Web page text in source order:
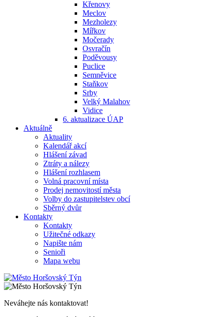
Křenovy
Meclov
Mezholezy
Mířkov
Močerady
Osvračín
Poděvousy
Puclice
Semněvice
Staňkov
Srby
Velký Malahov
Vidice
6. aktualizace ÚAP
Aktuálně
Aktuality
Kalendář akcí
Hlášení závad
Ztráty a nálezy
Hlášení rozhlasem
Volná pracovní místa
Prodej nemovitostí města
Volby do zastupitelstev obcí
Sběrný dvůr
Kontakty
Kontakty
Užitečné odkazy
Napište nám
Senioři
Mapa webu
Neváhejte nás kontaktovat!